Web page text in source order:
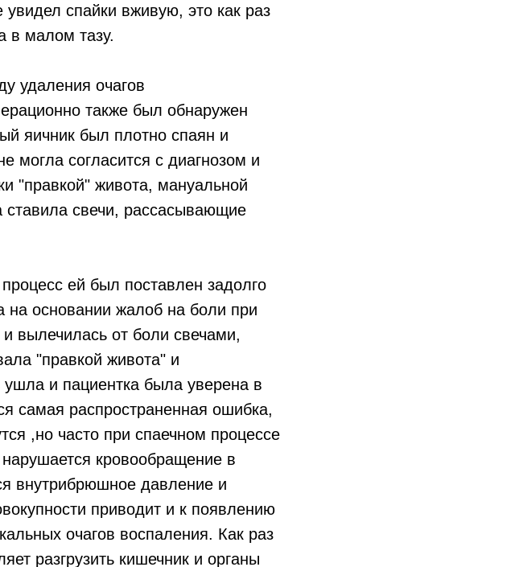
спайки вживую, это как раз
в малом тазу.
удаления очагов
также был обнаружен
яичник был плотно спаян и
могла согласится с диагнозом и
"правкой" живота, мануальной
ставила свечи, рассасывающие
ей был поставлен задолго
на основании жалоб на боли при
вылечилась от боли свечами,
"правкой живота" и
и пациентка была уверена в
самая распространенная ошибка,
,но часто при спаечном процессе
кровообращение в
внутрибрюшное давление и
приводит и к появлению
очагов воспаления. Как раз
разгрузить кишечник и органы